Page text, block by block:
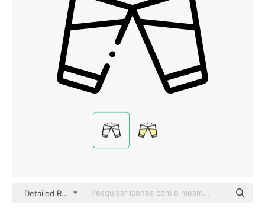
Detailed Rounded Lineal